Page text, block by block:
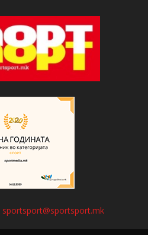
sportsport@sportsport.mk